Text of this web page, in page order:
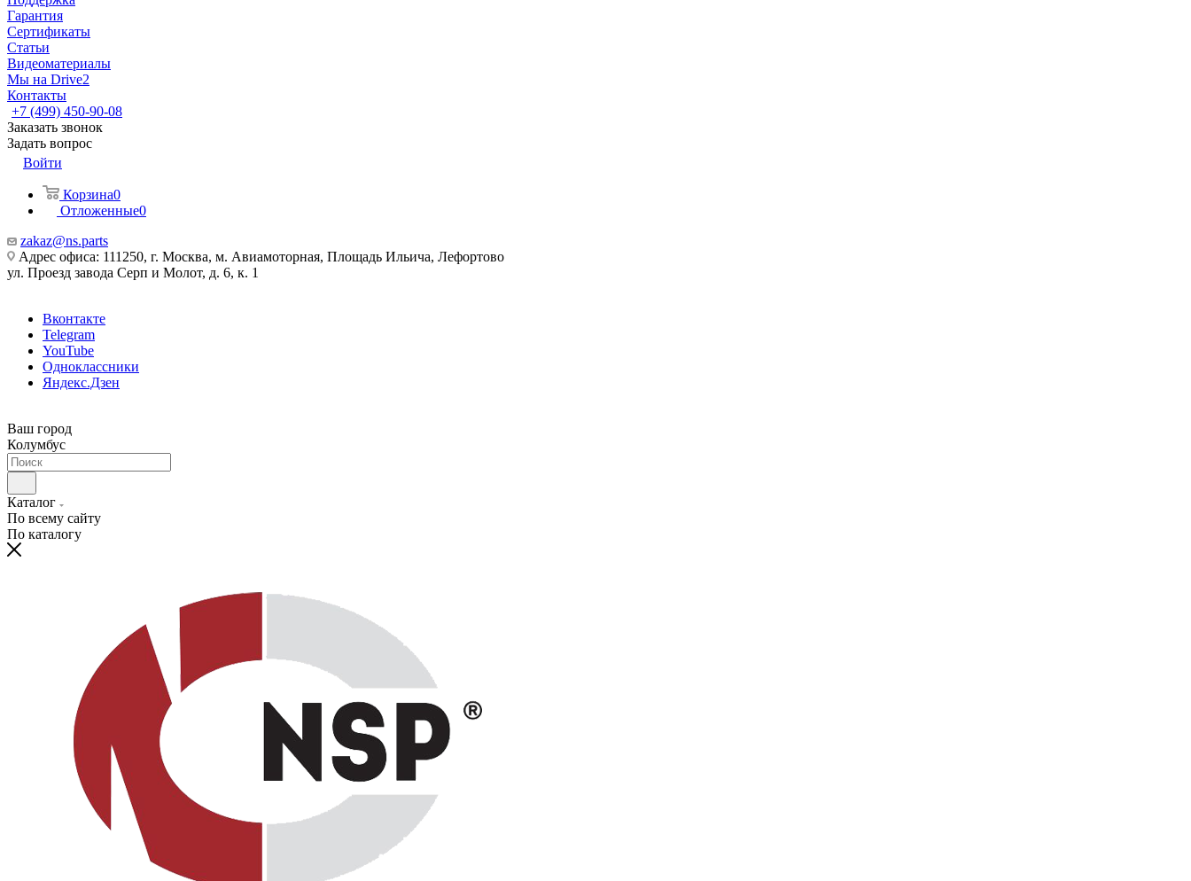
Гарантия
Сертификаты
Статьи
Видеоматериалы
Мы на Drive2
Контакты
+7 (499) 450-90-08
Заказать звонок
Задать вопрос
Войти
Корзина0
Отложенные0
zakaz@ns.parts
Адрес офиса: 111250, г. Москва, м. Авиамоторная, Площадь Ильича, Лефортово
ул. Проезд завода Серп и Молот, д. 6, к. 1
Вконтакте
Telegram
YouTube
Одноклассники
Яндекс.Дзен
Ваш город
Колумбус
Каталог
По всему сайту
По каталогу